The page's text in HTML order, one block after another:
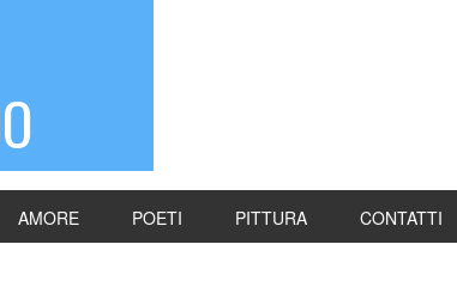
AMORE POETI PITTURA CONTATTI